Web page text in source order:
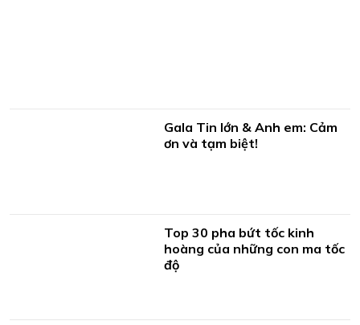
Gala Tin lớn & Anh em: Cảm
ơn và tạm biệt!
Top 30 pha bứt tốc kinh
hoàng của những con ma tốc
độ